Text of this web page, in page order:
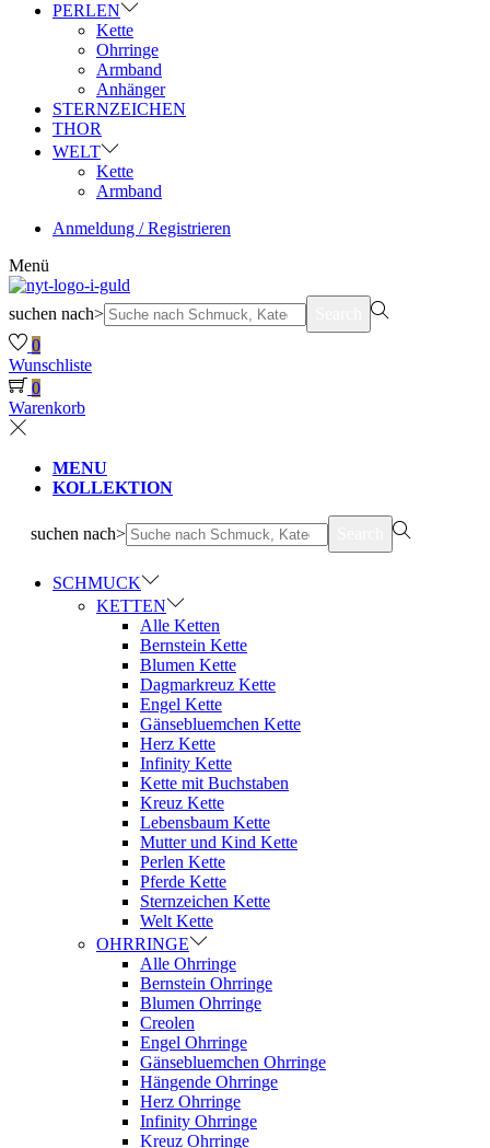
PERLEN
Kette
Ohrringe
Armband
Anhänger
STERNZEICHEN
THOR
WELT
Kette
Armband
Anmeldung / Registrieren
Menü
suchen nach>
0
Wunschliste
0
Warenkorb
MENU
KOLLEKTION
suchen nach>
SCHMUCK
KETTEN
Alle Ketten
Bernstein Kette
Blumen Kette
Dagmarkreuz Kette
Engel Kette
Gänsebluemchen Kette
Herz Kette
Infinity Kette
Kette mit Buchstaben
Kreuz Kette
Lebensbaum Kette
Mutter und Kind Kette
Perlen Kette
Pferde Kette
Sternzeichen Kette
Welt Kette
OHRRINGE
Alle Ohrringe
Bernstein Ohrringe
Blumen Ohrringe
Creolen
Engel Ohrringe
Gänsebluemchen Ohrringe
Hängende Ohrringe
Herz Ohrringe
Infinity Ohrringe
Kreuz Ohrringe